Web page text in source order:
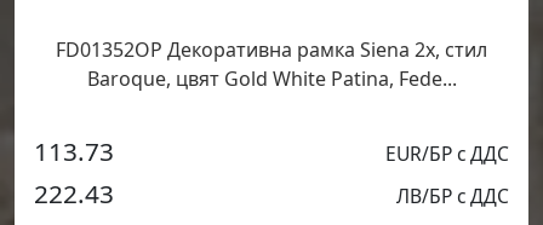
FD01352OP Декоративна рамка Siena 2х, стил
Baroque, цвят Gold White Patina, Fede...
113.73 EUR/БР с ДДС
222.43 ЛВ/БР с ДДС